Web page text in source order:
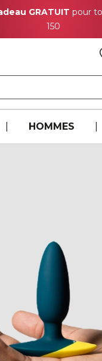
GRATUIT pour
150
HOMMES